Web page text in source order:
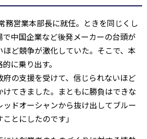
務営業本部長に就任。ときを同じくし
中国企業など後発メーカーの台頭が
ど競争が激化していた。そこで、本
に乗り出す。
府の支援を受けて、信じられないほど
てきました。まともに勝負はできな
ッドオーシャンから抜け出してブルー
とにしたのです」